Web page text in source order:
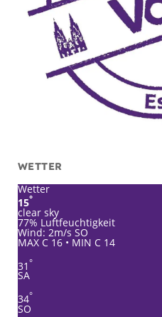
WETTER
Wetter
15°
clear sky
77% Luftfeuchtigkeit
Wind: 2m/s SO
MAX C 16 • MIN C 14
31 °
SA
34°
SO